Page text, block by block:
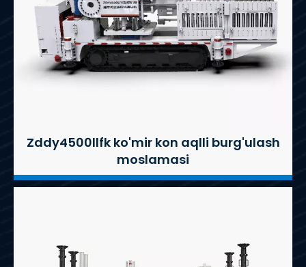
Zddy4500llfk ko'mir kon aqlli burg'ulash
moslamasi